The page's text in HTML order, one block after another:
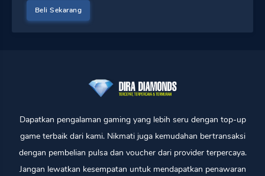
Dapatkan pengalaman gaming yang lebih seru dengan top-up
game terbaik dari kami. Nikmati juga kemudahan bertransaksi
dengan pembelian pulsa dan voucher dari provider terpercaya.
Jangan lewatkan kesempatan untuk mendapatkan penawaran